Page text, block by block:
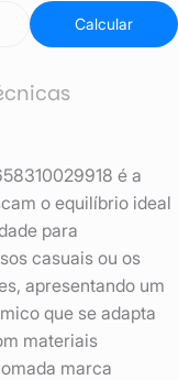
Calcular
é a
o equilíbrio ideal
para
casuais ou os
apresentando um
que se adapta
materiais
marca